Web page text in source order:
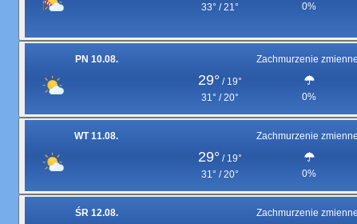
33° / 21°
0%
PN 10.08. Zachmurzenie
29° / 19°
31° / 20°
0%
WT 11.08. Zachmurzenie
29° / 19°
31° / 20°
0%
ŚR 12.08. Zachmurzenie